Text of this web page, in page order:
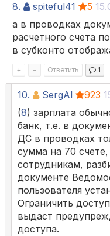
8. spiteful41 5
а в проводках
расчетного счета
в субконто
+ – Ответить 1
10. SergAl 923
(8) зарплата
банк, т.е. в
ДС в проводках
сумма на 70
сотрудникам,
документе
пользователя
Ограничить
выдаст
доступа.